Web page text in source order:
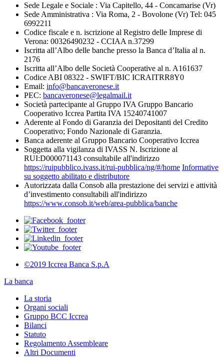
Sede Legale e Sociale : Via Capitello, 44 - Concamarise (Vr)
Sede Amministrativa : Via Roma, 2 - Bovolone (Vr) Tel: 045
6992211
Codice fiscale e n. iscrizione al Registro delle Imprese di
Verona: 00326490232 - CCIAA n.37299
Iscritta all’Albo delle banche presso la Banca d’Italia al n.
2176
Iscritta all’Albo delle Società Cooperative al n. A161637
Codice ABI 08322 - SWIFT/BIC ICRAITRR8Y0
Email: info@bancaveronese.it
PEC: bancaveronese@legalmail.it
Società partecipante al Gruppo IVA Gruppo Bancario
Cooperativo Iccrea Partita IVA 15240741007
Aderente al Fondo di Garanzia dei Depositanti del Credito
Cooperativo; Fondo Nazionale di Garanzia.
Banca aderente al Gruppo Bancario Cooperativo Iccrea
Soggetta alla vigilanza di IVASS N. Iscrizione al
RUI:D000071143 consultabile all'indirizzo
https://ruipubblico.ivass.it/rui-pubblica/ng/#/home Informative
su soggetto abilitato e distributore
Autorizzata dalla Consob alla prestazione dei servizi e attività
d’investimento consultabili all'indirizzo
https://www.consob.it/web/area-pubblica/banche
©2019 Iccrea Banca S.p.A
La banca
La storia
Organi sociali
Gruppo BCC Iccrea
Bilanci
Statuto
Regolamento Assembleare
Altri Documenti